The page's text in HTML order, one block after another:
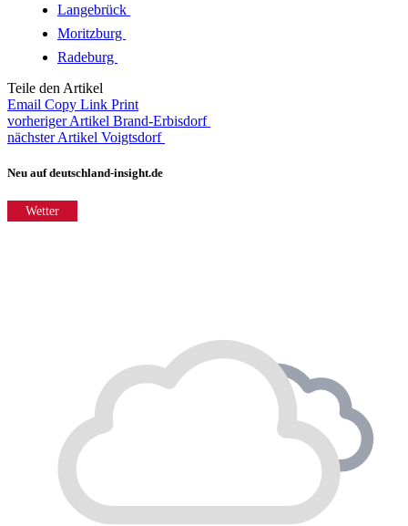
Langebrück
Moritzburg
Radeburg
Teile den Artikel
Email Copy Link Print
vorheriger Artikel Brand-Erbisdorf
nächster Artikel Voigtsdorf
Neu auf deutschland-insight.de
Wetter